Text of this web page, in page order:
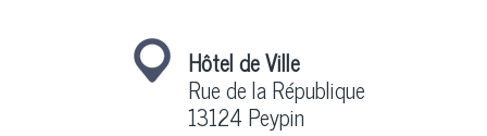
Hôtel de Ville
Rue de la République
13124 Peypin